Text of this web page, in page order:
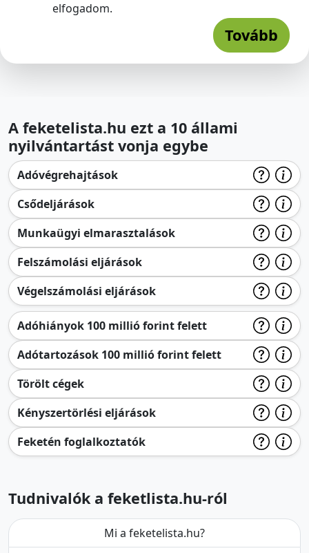
elfogadom.
Tovább
A feketelista.hu ezt a 10 állami
nyilvántartást vonja egybe
Adóvégrehajtások
Csődeljárások
Munkaügyi elmarasztalások
Felszámolási eljárások
Végelszámolási eljárások
Adóhiányok 100 millió forint felett
Adótartozások 100 millió forint felett
Törölt cégek
Kényszertörlési eljárások
Feketén foglalkoztatók
Tudnivalók a feketlista.hu-ról
Mi a feketelista.hu?